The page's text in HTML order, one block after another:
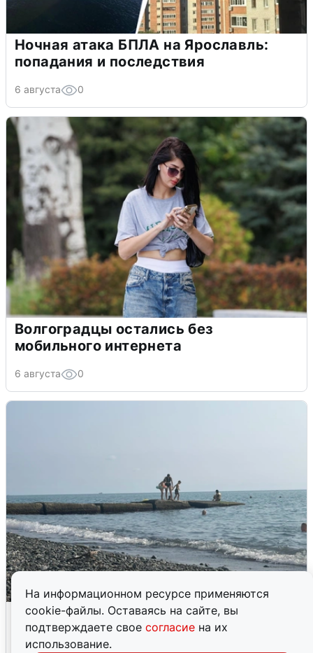
На информационном ресурсе применяются
cookie-файлы. Оставаясь на сайте, вы
подтверждаете свое согласие на их
использование.
Ночная атака БПЛА на Ярославль:
попадания и последствия
6 августа 0
Волгоградцы остались без
мобильного интернета
6 августа 0
Сирены в Сочи: новая угроза БПЛА
6 августа 0